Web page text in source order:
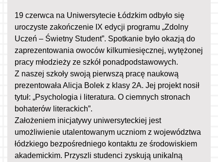
19 czerwca na Uniwersytecie Łódzkim odbyło się
uroczyste zakończenie IX edycji programu „Zdolny
Uczeń – Świetny Student”. Spotkanie było okazją do
zaprezentowania owoców kilkumiesięcznej, wytężonej
pracy młodzieży ze szkół ponadpodstawowych.
Z naszej szkoły swoją pierwszą pracę naukową
prezentowała Alicja Bolek z klasy 2A. Jej projekt nosił
tytuł: „Psychologia i literatura. O ciemnych stronach
bohaterów literackich”.
Założeniem inicjatywy uniwersyteckiej jest
umożliwienie utalentowanym uczniom z województwa
łódzkiego bezpośredniego kontaktu ze środowiskiem
akademickim. Przyszli studenci zyskują unikalną